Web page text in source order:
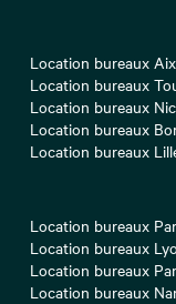
Location bureaux
Location bureaux
Location bureaux
Location bureaux
Location bureaux
Location bureaux
Location bureaux
Location bureaux
Location bureaux